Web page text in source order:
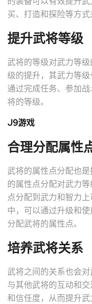
买、打造和探险等方式
提升武将等级
武将的等级对武力等
级的提升，其武力等
通过完成任务、参加
将的等级。
J9游戏
合理分配属性
武将的属性点分配也
的属性点分配对武力
点分配到武力和智力
中，可以通过升级和
分配武将的属性点。
培养武将关系
武将之间的关系也会
与其他武将的互动和
和信任度，从而提升